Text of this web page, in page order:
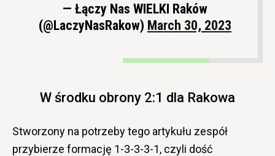
— Łączy Nas WIELKI Raków
(@LaczyNasRakow) March 30, 2023
W środku obrony 2:1 dla Rakowa
Stworzony na potrzeby tego artykułu zespół
przybierze formację 1-3-3-3-1, czyli dość